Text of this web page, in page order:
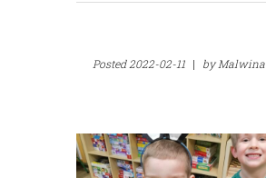
Posted2022-02-11 | byMalwina